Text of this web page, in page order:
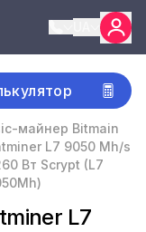
майнер Bitmain
L7 9050 Mh/s
Вт Scrypt (L7
L7